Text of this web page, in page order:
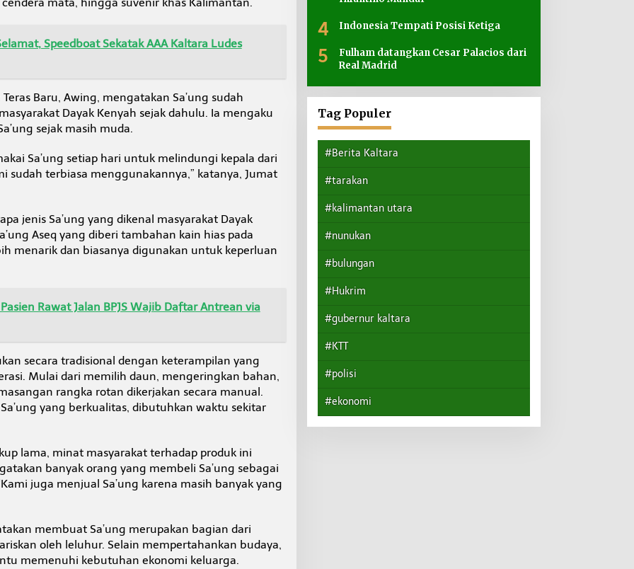
mata, hingga suvenir khas Kalimantan.
Speedboat Sekatak AAA Kaltara Ludes
Baru, Awing, mengatakan Sa’ung sudah
Dayak Kenyah sejak dahulu. Ia mengaku
sejak masih muda.
Sa’ung setiap hari untuk melindungi kepala dari
sudah terbiasa menggunakannya,” katanya, Jumat
jenis Sa’ung yang dikenal masyarakat Dayak
Aseq yang diberi tambahan kain hias pada
menarik dan biasanya digunakan untuk keperluan
Rawat Jalan BPJS Wajib Daftar Antrean via
secara tradisional dengan keterampilan yang
Mulai dari memilih daun, mengeringkan bahan,
rangka rotan dikerjakan secara manual.
yang berkualitas, dibutuhkan waktu sekitar
lama, minat masyarakat terhadap produk ini
banyak orang yang membeli Sa’ung sebagai
juga menjual Sa’ung karena masih banyak yang
membuat Sa’ung merupakan bagian dari
oleh leluhur. Selain mempertahankan budaya,
memenuhi kebutuhan ekonomi keluarga.
4 Indonesia Tempati Posisi Ketiga
5
Fulham datangkan Cesar Palacios dari
Real Madrid
Tag Populer
#Berita Kaltara
#tarakan
#kalimantan utara
#nunukan
#bulungan
#Hukrim
#gubernur kaltara
#KTT
#polisi
#ekonomi